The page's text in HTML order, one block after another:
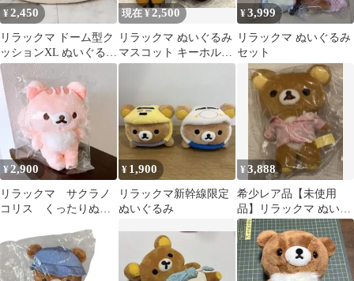
¥2,450
リラックマ ドーム型ク
ッションXL ぬいぐるみ
プレミアム コリラック
マ
現在 ¥2,500
リラックマ ぬいぐるみ
マスコット キーホルダ
ー
¥3,999
リラックマ ぬいぐるみ
セット
¥2,900
リラックマ サクラノ
コリス くったりぬい
¥ 1,900
リラックマ新幹線限定
ぬいぐるみ
¥3,888
希少レア品【未使用
品】リラックマ ぬいぐ
るみ